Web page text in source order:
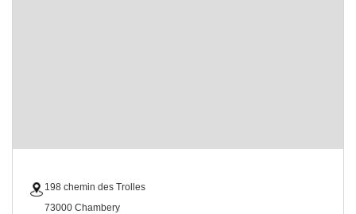
198 chemin des Trolles
73000 Chambery